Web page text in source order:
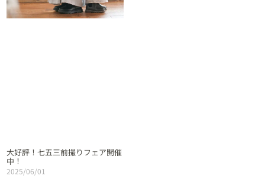
大好評！七五三前撮りフェア開催
中！
2025/06/01